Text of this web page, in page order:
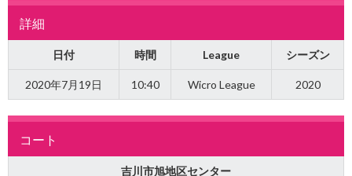
詳細
日付 時間 League シーズン
2020年7月19日 10:40 Wicro League 2020
コート
吉川市旭地区センター